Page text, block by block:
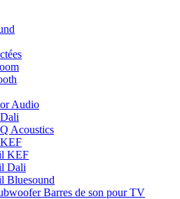
Audio
Acoustics
KEF
Dali
Bluesound
Barres de son pour TV